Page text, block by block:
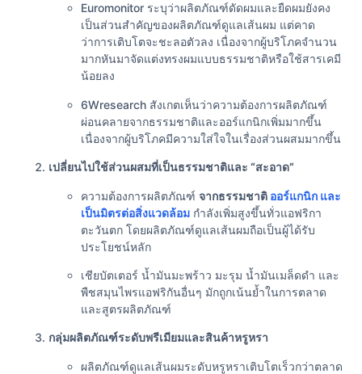
Euromonitor ระบุว่าผลิตภัณฑ์ดัดผมและยืดผมยังคง
เป็นส่วนสำคัญของผลิตภัณฑ์ดูแลเส้นผม แต่คาด
ว่าการเติบโตจะชะลอตัวลง เนื่องจากผู้บริโภคจำนวน
มากหันมาจัดแต่งทรงผมแบบธรรมชาติหรือใช้สารเคมี
น้อยลง
6Wresearch สังเกตเห็นว่าความต้องการผลิตภัณฑ์
ผ่อนคลายจากธรรมชาติและออร์แกนิกเพิ่มมากขึ้น
เนื่องจากผู้บริโภคมีความใส่ใจในเรื่องส่วนผสมมากขึ้น
เปลี่ยนไปใช้ส่วนผสมที่เป็นธรรมชาติและ “สะอาด”
ความต้องการผลิตภัณฑ์ จากธรรมชาติ ออร์แกนิก และ
เป็นมิตรต่อสิ่งแวดล้อม กำลังเพิ่มสูงขึ้นทั่วแอฟริกา
ตะวันตก โดยผลิตภัณฑ์ดูแลเส้นผมถือเป็นผู้ได้รับ
ประโยชน์หลัก
เชียบัตเตอร์ น้ำมันมะพร้าว มะรุม น้ำมันเมล็ดดำ และ
พืชสมุนไพรแอฟริกันอื่นๆ มักถูกเน้นย้ำในการตลาด
และสูตรผลิตภัณฑ์
กลุ่มผลิตภัณฑ์ระดับพรีเมียมและสินค้าหรูหรา
ผลิตภัณฑ์ดูแลเส้นผมระดับหรูหราเติบโตเร็วกว่าตลาด